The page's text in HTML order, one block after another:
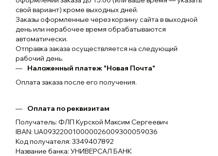
свой вариант) кроме выходных дней.
Заказы оформленные через корзину сайта в выходной
день или нерабочее время обрабатываются
автоматически.
Отправка заказа осуществляется на следующий
рабочий день.
Наложенный платеж "Новая Почта"
Оплата заказа после его получения.
Оплата по реквизитам
Получатель: ФЛП Курской Максим Сергеевич
IBAN: UA093220010000026009300059036
Код получателя: 3349407892
Название банка: УНИВЕРСАЛ БАНК